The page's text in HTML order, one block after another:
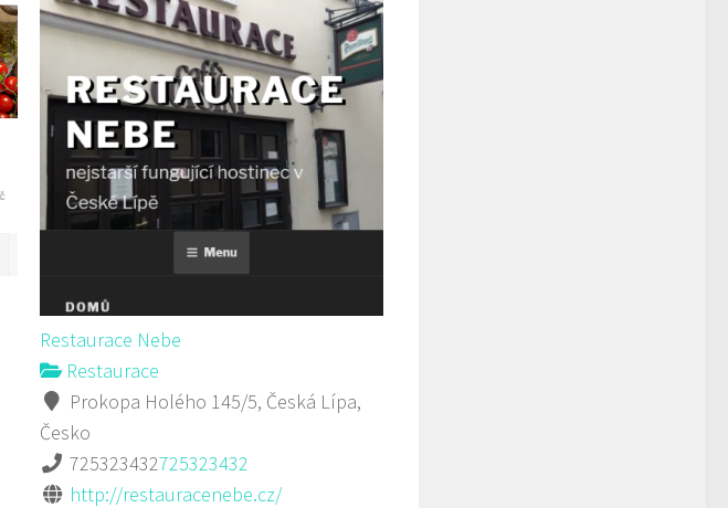
Restaurace Nebe
Restaurace
Prokopa Holého 145/5, Česká Lípa,
Česko
725323432725323432
http://restauracenebe.cz/